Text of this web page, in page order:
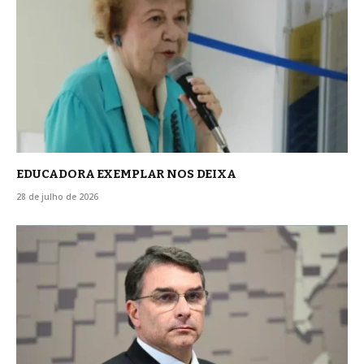
EDUCADORA EXEMPLAR NOS DEIXA
28 de julho de 2026